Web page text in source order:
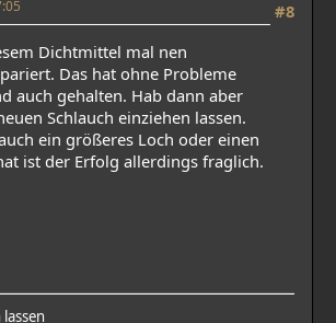
#8
Dichtmittel mal nen
Das hat ohne Probleme
auch gehalten. Hab dann aber
Schlauch einziehen lassen.
ein größeres Loch oder einen
ist der Erfolg allerdings fraglich.